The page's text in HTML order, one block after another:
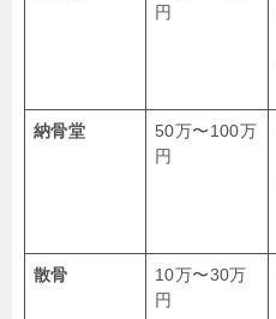
円
納骨堂
50万〜100万
円
散骨
10万〜30万
円